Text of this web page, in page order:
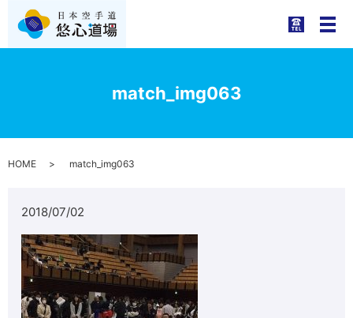
メ
match_img063
HOME match_img063
2018/07/02